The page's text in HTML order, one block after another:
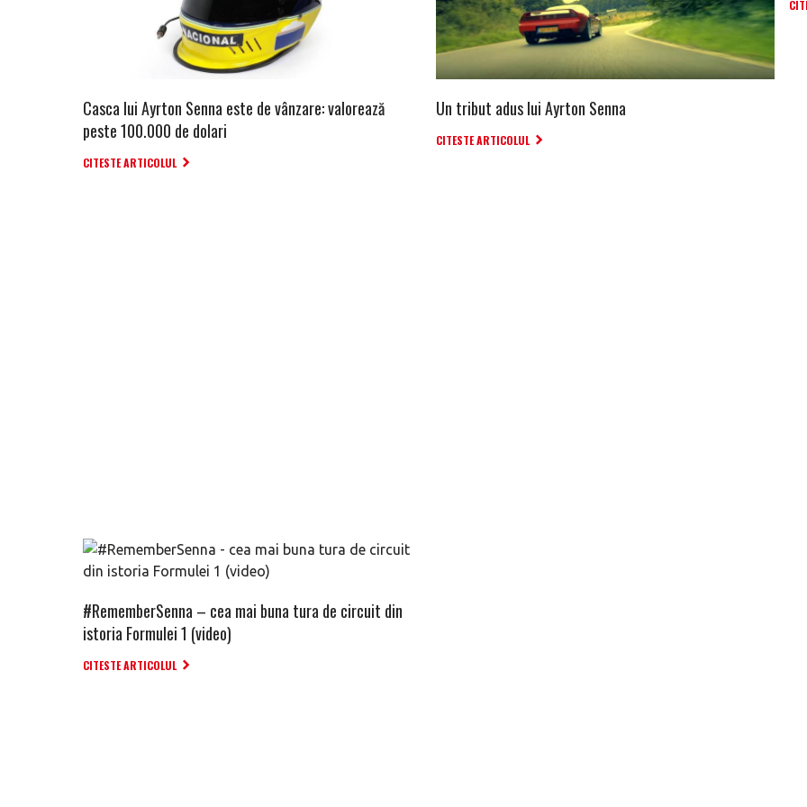
Casca lui Ayrton Senna este de vânzare: valorează
peste 100.000 de dolari
CITESTE ARTICOLUL
Un tribut adus lui Ayrton Senna
CITESTE ARTICOLUL
#RememberSenna – cea mai buna tura de circuit din
istoria Formulei 1 (video)
CITESTE ARTICOLUL